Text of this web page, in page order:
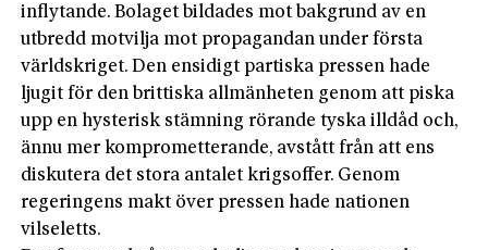
inflytande. Bolaget bildades mot bakgrund av en
utbredd motvilja mot propagandan under första
världskriget. Den ensidigt partiska pressen hade
ljugit för den brittiska allmänheten genom att piska
upp en hysterisk stämning rörande tyska illdåd och,
ännu mer komprometterande, avstått från att ens
diskutera det stora antalet krigsoffer. Genom
regeringens makt över pressen hade nationen
vilseletts.